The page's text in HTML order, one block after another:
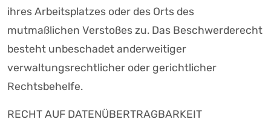
ihres Arbeitsplatzes oder des Orts des
mutmaßlichen Verstoßes zu. Das Beschwerderecht
besteht unbeschadet anderweitiger
verwaltungsrechtlicher oder gerichtlicher
Rechtsbehelfe.
RECHT AUF DATENÜBERTRAGBARKEIT